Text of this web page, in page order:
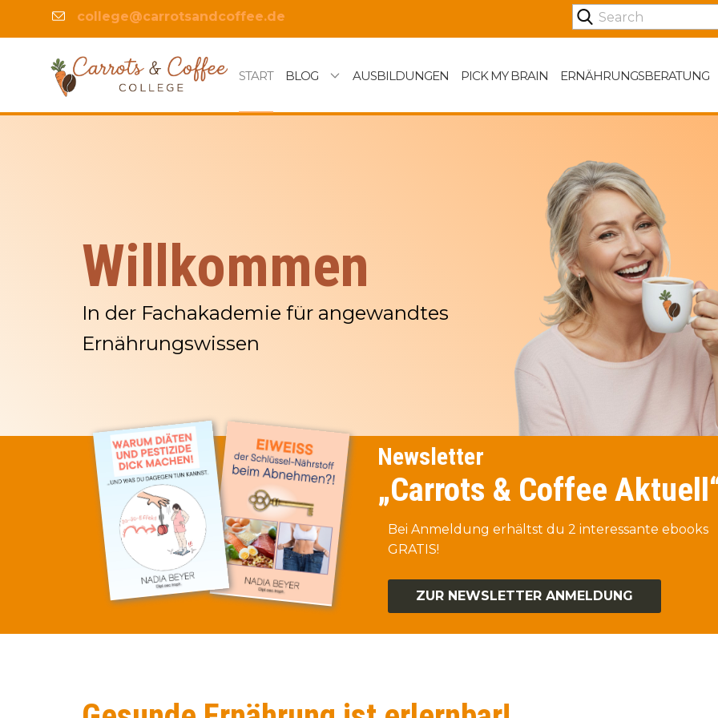
college@carrotsandcoffee.de
START BLOG AUSBILDUNGEN PICK MY BRAIN ERNÄHRUNGSBERATUNG
In der Fachakademie für angewandtes
Ernährungswissen
Willkommen
Newsletter
„Carrots & Coffee
Bei Anmeldung erhältst du 2 interessante ebooks
GRATIS!
ZUR NEWSLETTER ANMELDUNG